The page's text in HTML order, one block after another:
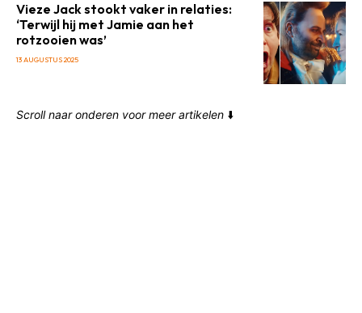
Vieze Jack stookt vaker in relaties:
‘Terwijl hij met Jamie aan het
rotzooien was’
13 AUGUSTUS 2025
Scroll naar onderen voor meer artikelen ⬇️